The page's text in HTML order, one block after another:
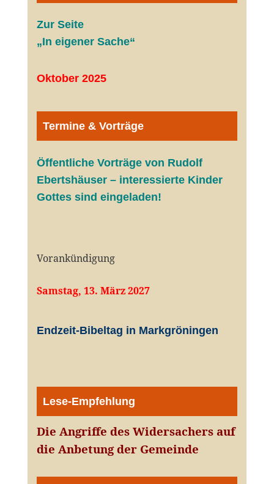
Zur Seite
„In eigener Sache“
Oktober 2025
Termine & Vorträge
Öffentliche Vorträge von Rudolf
Ebertshäuser – interessierte Kinder
Gottes sind eingeladen!
Vorankündigung
Samstag, 13. März 2027
Endzeit-Bibeltag in Markgröningen
Lese-Empfehlung
Die Angriffe des Widersachers auf
die Anbetung der Gemeinde